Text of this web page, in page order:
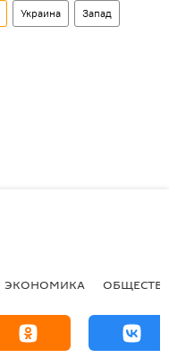
Украина Запад
ЭКОНОМИКА